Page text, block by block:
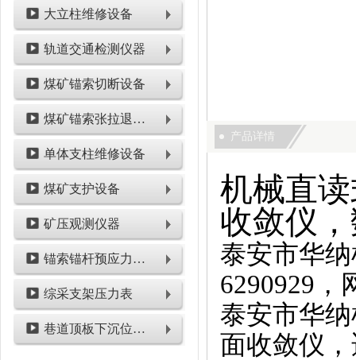
大立柱维修设备
轨道交通检测仪器
煤矿锚索切断设备
煤矿锚索张拉退锚设备
单体支柱维修设备
煤矿支护设备
矿压观测仪器
锚索锚杆预应力检测设备
综采支架压力表
巷道顶板下沉位移类仪表
产品详情
机械直
收敛仪
泰安市华
6290929
泰安市华
面收敛仪